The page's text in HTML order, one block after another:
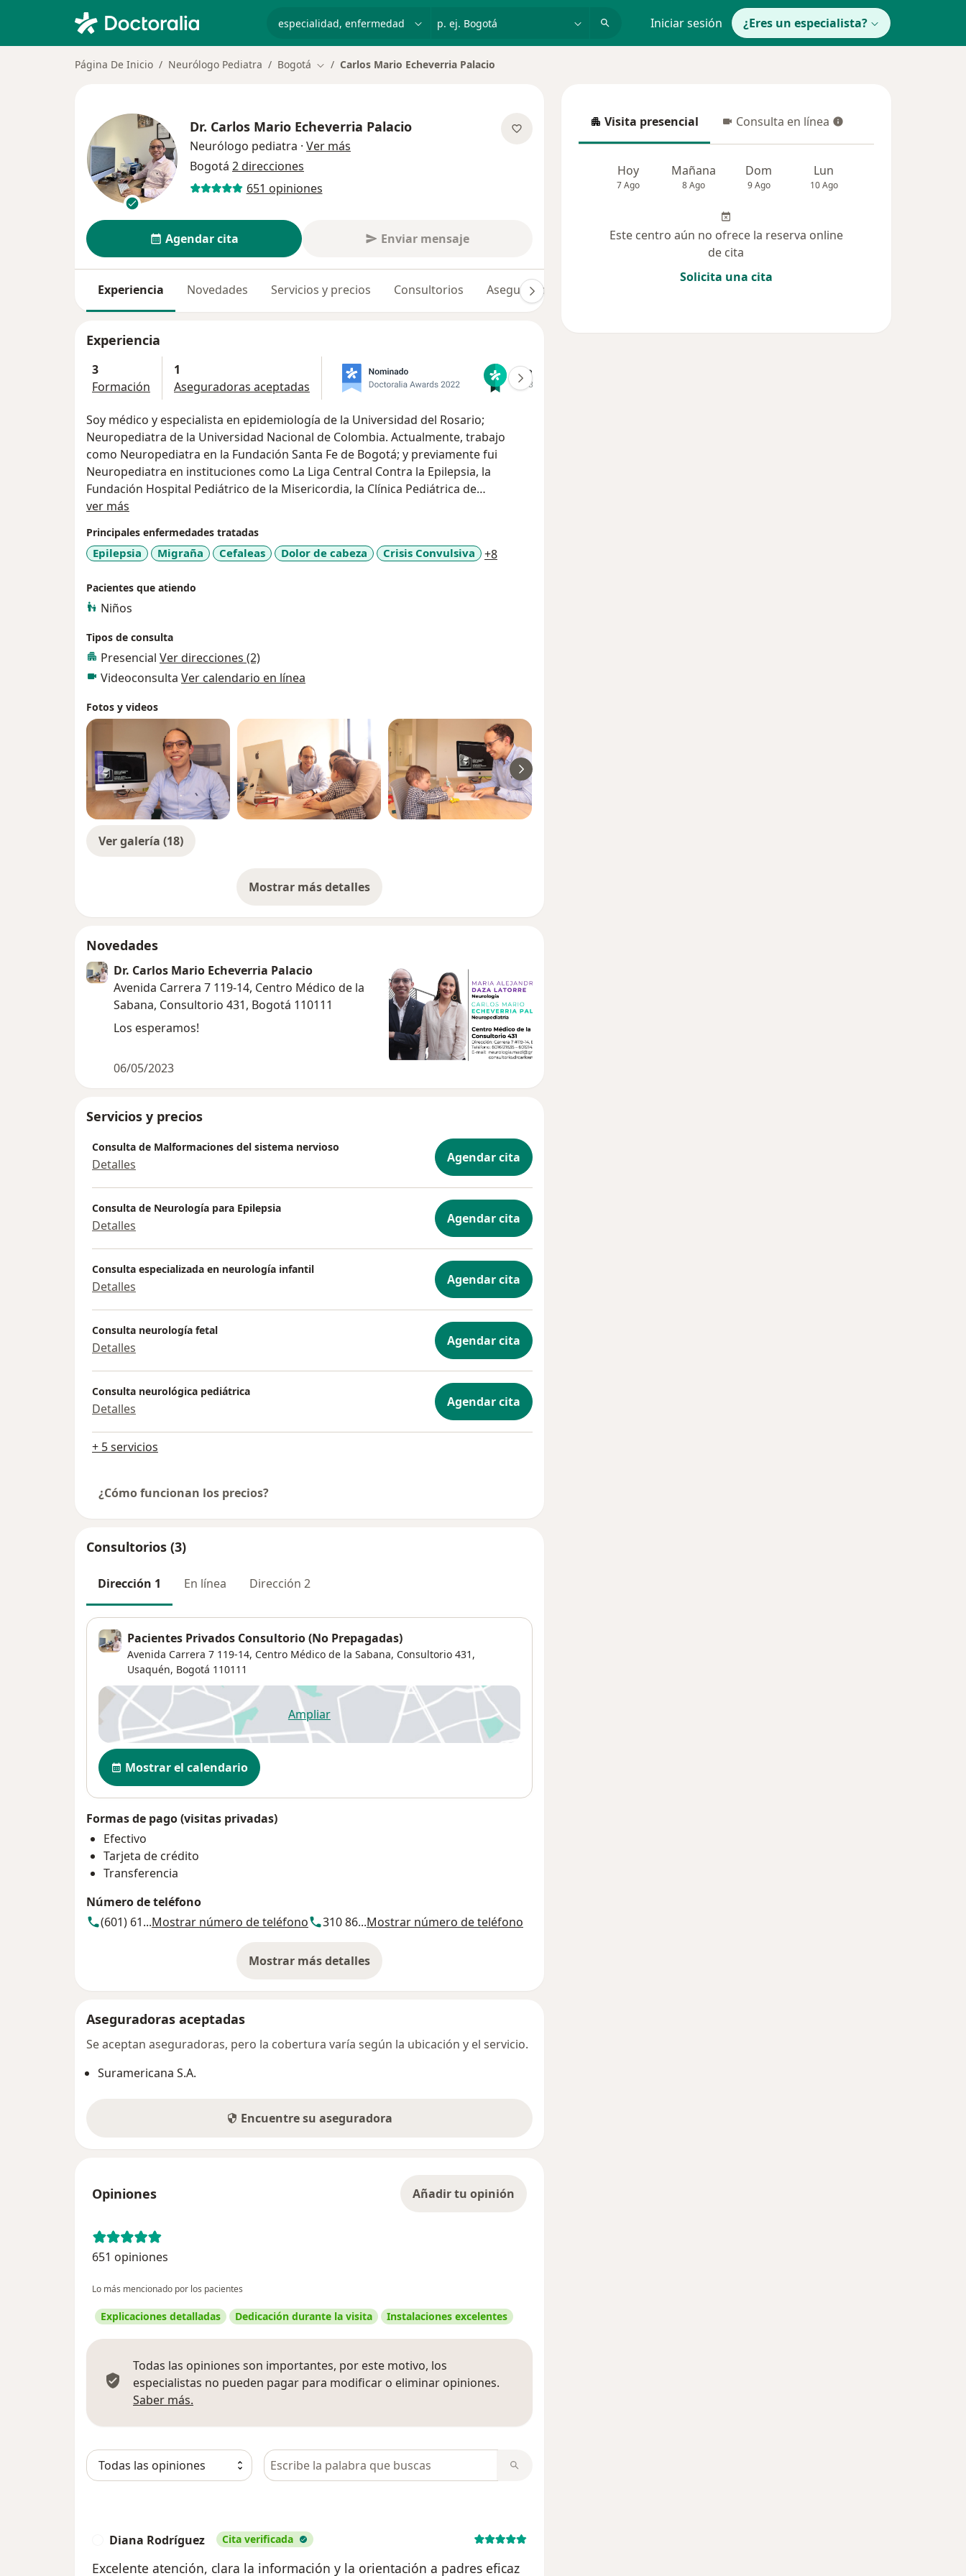
p. ej. Bogotá Iniciar sesión ¿Eres un especialista?
Página De Inicio Neurólogo Pediatra Bogotá Cambiar de ciudad
Carlos Mario Echeverria Palacio
Dr. Carlos Mario Echeverria Palacio
Neurólogo pediatra · Ver más
Bogotá 2 direcciones
651 opiniones
Agendar cita Enviar mensaje
Experiencia Novedades Servicios y precios Consultorios Aseguradoras
Experiencia
3
Formación
1
Aseguradoras aceptadas
Soy médico y especialista en epidemiología de la Universidad del Rosario;
Neuropediatra de la Universidad Nacional de Colombia. Actualmente, trabajo
como Neuropediatra en la Fundación Santa Fe de Bogotá; y previamente fui
Neuropediatra en instituciones como La Liga Central Contra la Epilepsia, la
Fundación Hospital Pediátrico de la Misericordia, la Clínica Pediátrica de
Colsánitas y la Clínica Infantil Colsubsidio, en Bogotá Colombia.
El principal objetivo de mi consulta es acompañar a las familias de esos niños y
niñas que cursan con cualquier condición que afecte o potencialmente pueda
agudas como dolores de cabeza, convulsiones o retrasos del desarrollo; u otras
que tienen a ser crónicas como la epilepsia, parálisis cerebral, autismo, entre
Por encima de todo, busco que las familias comprendan con claridad cada
condición, sus implicaciones y la manera que tenemos de abordarlas, siempre a
Los espero de manera presencial en el consultorio o de forma virtual desde
cualquier parte del país.
ver más
Principales enfermedades tratadas
Epilepsia Migraña Cefaleas Dolor de cabeza Crisis Convulsiva +8a11y_sr_more_diseases
Pacientes que atiendo
Niños
Tipos de consulta
Presencial Ver direcciones (2)
Videoconsulta Ver calendario en línea
Fotos y videos
Ver galería (18)
Mostrar más detalles
sobre la experiencia
Novedades
Dr. Carlos Mario Echeverria Palacio
Avenida Carrera 7 119-14, Centro Médico de la
Sabana, Consultorio 431, Bogotá 110111
Los esperamos!
06/05/2023
Servicios y precios
Consulta de Malformaciones del sistema nervioso
Detalles Agendar cita
Consulta de Neurología para Epilepsia
Detalles Agendar cita
Consulta especializada en neurología infantil
Detalles Agendar cita
Consulta neurología fetal
Detalles Agendar cita
Consulta neurológica pediátrica
Detalles Agendar cita
+ 5 servicios
¿Cómo funcionan los precios?
Consultorios (3)
Dirección 1 En línea Dirección 2
Pacientes Privados Consultorio (No Prepagadas)
Avenida Carrera 7 119-14, Centro Médico de la Sabana, Consultorio 431,
Usaquén, Bogotá 110111
Ampliarse abre en una nueva pestaña
Disponibilidad
Mostrar el calendario
Formas de pago (visitas privadas)
Efectivo
Tarjeta de crédito
Transferencia
Número de teléfono
(601) 61...Mostrar número de teléfono 310 86...Mostrar número de teléfono
Mostrar más detalles
sobre la dirección
Aseguradoras aceptadas
Se aceptan aseguradoras, pero la cobertura varía según la ubicación y el servicio.
Suramericana S.A.
Encuentre su aseguradora
Opiniones Añadir tu opinión
651 opiniones
Lo más mencionado por los pacientes
Explicaciones detalladas Dedicación durante la visita Instalaciones excelentes
Todas las opiniones son importantes, por este motivo, los
especialistas no pueden pagar para modificar o eliminar opiniones.
Saber más.
Busca en opiniones
Diana Rodríguez Cita verificada
Excelente atención, clara la información y la orientación a padres eficaz
Visita presencial
Visita presencial Consulta en línea
Consulta en línea
Hoy
7 Ago
Mañana
8 Ago
Dom
9 Ago
Lun
10 Ago
Este centro aún no ofrece la reserva online
de cita
Solicita una cita